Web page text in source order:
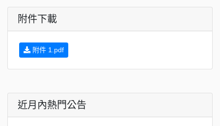
附件下載
附件 1.pdf
近月內熱門公告